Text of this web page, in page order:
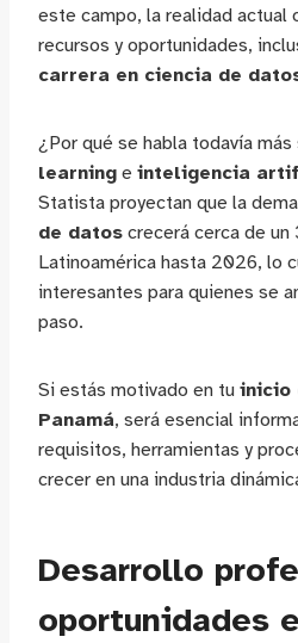
este campo, la realidad actual
recursos y oportunidades,
carrera en ciencia de
¿Por qué se habla todavía más
learning e inteligencia
Statista proyectan que la
de datos crecerá cerca de un
Latinoamérica hasta 2026, lo
interesantes para quienes se
paso.
Si estás motivado en tu inicio
Panamá, será esencial
requisitos, herramientas y
crecer en una industria
Desarrollo
oportunidades